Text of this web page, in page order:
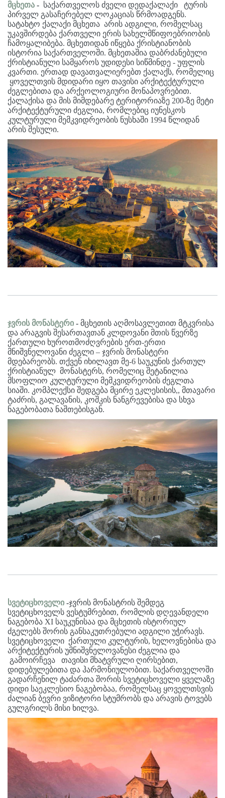
მცხეთა - საქართველოს ძველი დედაქალაქი ტურის
პირველ გასაჩერებელ ლოკაციას წრმოადგენს.
სატახტო ქალაქი მცხეთა არის ადგილი, რომელსაც
უკავშირდება ქართველი ერის სახელმწიფოებრიობის
ჩამოყალიბება. მცხეთიდან იწყება ქრისტიანობის
ისტორია საქართველოში. მცხეთაშია დაბრძანებული
ქრისტიანული სამყაროს უდიდესი სიწმინდე - უფლის
კვართი. ერთად დავათვალიერებთ ქალაქს, რომელიც
ყოველთვის მდიდარი იყო თავისი არქიტექტურული
ძეგლებითა და არქეოლოგიური მონაპოვრებით.
ქალაქისა და მის მიმდებარე ტერიტორიაზე 200-ზე მეტი
არქიტექტურული ძეგლია, რომლებიც იუნესკოს
კულტურული მემკვიდრეობის ნუსხაში 1994 წლიდან
არის შესული.
ჯვრისმონასტერი - მცხეთის აღმოსავლეთით მტკვრისა
და არაგვის შესართავთან კლდოვანი მთის წვერზე
ქართული ხუროთმოძღვრების ერთ-ერთი
მნიშვნელოვანი ძეგლი – ჯვრის მონასტერი
მდებარეობს. თქვენ იხილავთ მე-6 საუკუნის ქართულ
ქრისტიანულ მონასტერს, რომელიც შეტანილია
მსოფლიო კულტურული მემკვიდრეობის ძეგლთა
სიაში. კომპლექსი შედგება მცირე ეკლესისის,, მთავარი
ტაძრის, გალავანის, კოშკის ნანგრევებისა და სხვა
ნაგებობათა ნაშთებისგან.
სვეტიცხოველი -ჯვრის მონასტრის შემდეგ
სვეტიცხოველს ვესტუმრებით, რომლის დღევანდელი
ნაგებობა XI საუკუნისაა და მცხეთის ისტორიულ
ძგელებს შორის განსაკუთრებული ადგილი უჭირავს.
სვეტიცხოველი ქართული კულტურის, ხელოვნებისა და
არქიტექტურის უმნიშვნელოვანესი ძეგლია და
გამოირჩევა თავისი მხატვრული ღირსებით,
დიდებულებითა და ჰარმონიულობით. საქართველოში
გადარჩენილ ტაძართა შორის სვეტიცხოველი ყველაზე
დიდი საეკლესიო ნაგებობაა, რომელსაც ყოველთსვის
ძალიან ბევრი ვიზიტორი სტუმრობს და არავის ტოვებს
გულგრილს მისი ხილვა.